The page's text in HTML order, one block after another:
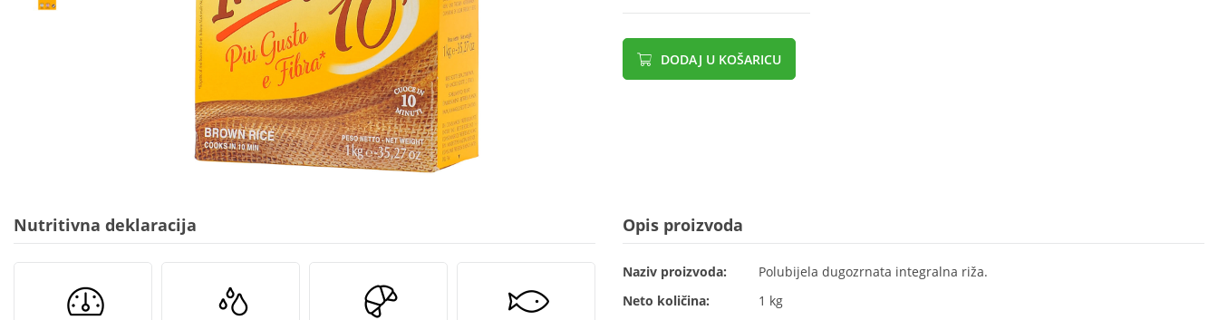
DODAJ U KOŠARICU
Nutritivna deklaracija Opis proizvoda
Naziv proizvoda:
Polubijela dugozrnata integralna riža.
Neto količina:
1 kg